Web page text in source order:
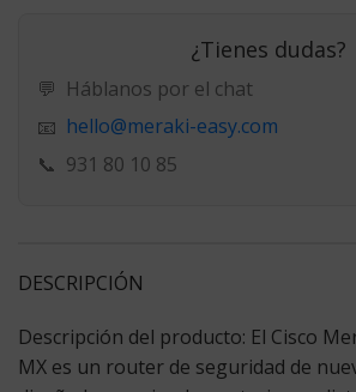
¿Tienes dudas?
💬 Háblanos por el chat
📧 hello@meraki-easy.com
📞 931 80 10 85
DESCRIPCIÓN
Descripción del producto: El Cisco
MX es un router de seguridad de